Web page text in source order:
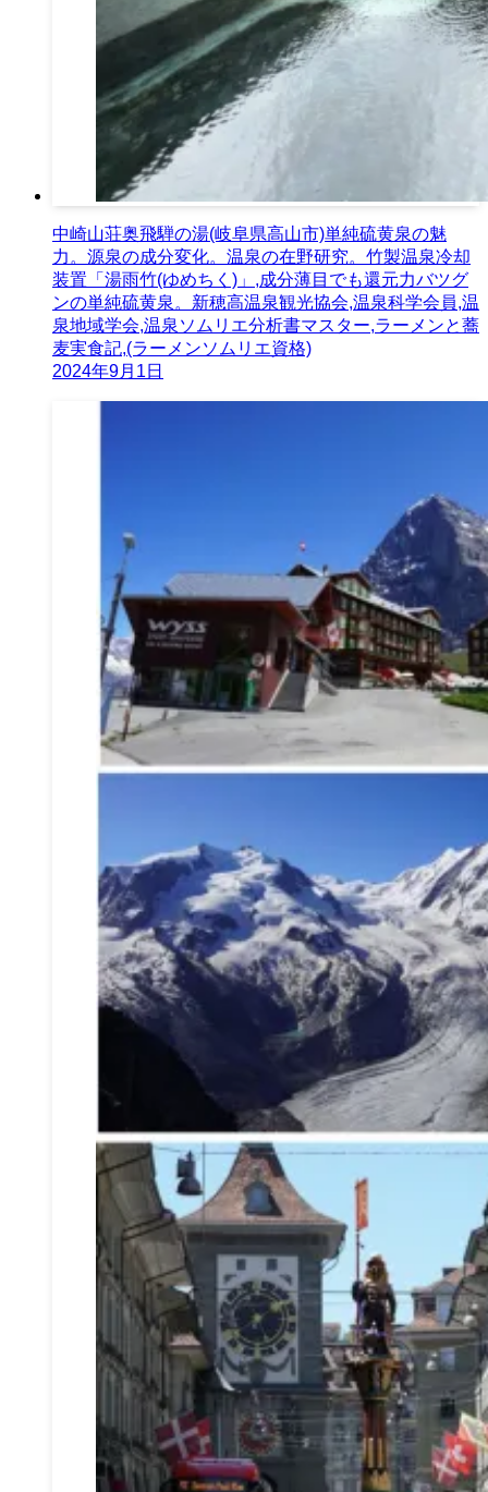
中崎山荘奥飛騨の湯(岐阜県高山市)単純硫黄泉の魅
力。源泉の成分変化。温泉の在野研究。竹製温泉冷却
装置「湯雨竹(ゆめちく)」,成分薄目でも還元力バツグ
ンの単純硫黄泉。新穂高温泉観光協会,温泉科学会員,温
泉地域学会,温泉ソムリエ分析書マスター,ラーメンと蕎
麦実食記,(ラーメンソムリエ資格)
2024年9月1日